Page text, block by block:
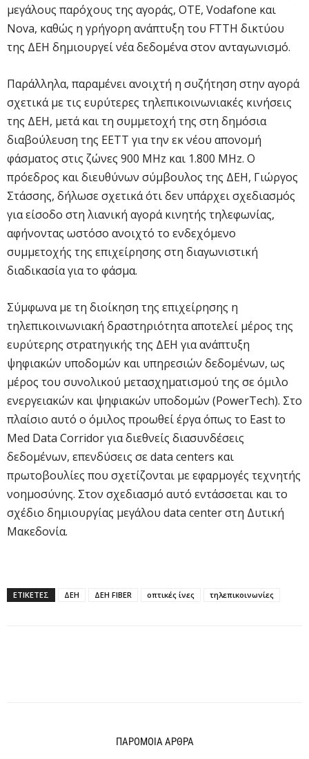
μεγάλους παρόχους της αγοράς, ΟΤΕ, Vodafone και
Nova, καθώς η γρήγορη ανάπτυξη του FTTH δικτύου
της ΔΕΗ δημιουργεί νέα δεδομένα στον ανταγωνισμό.
Παράλληλα, παραμένει ανοιχτή η συζήτηση στην αγορά
σχετικά με τις ευρύτερες τηλεπικοινωνιακές κινήσεις
της ΔΕΗ, μετά και τη συμμετοχή της στη δημόσια
διαβούλευση της ΕΕΤΤ για την εκ νέου απονομή
φάσματος στις ζώνες 900 MHz και 1.800 MHz. Ο
πρόεδρος και διευθύνων σύμβουλος της ΔΕΗ, Γιώργος
Στάσσης, δήλωσε σχετικά ότι δεν υπάρχει σχεδιασμός
για είσοδο στη λιανική αγορά κινητής τηλεφωνίας,
αφήνοντας ωστόσο ανοιχτό το ενδεχόμενο
συμμετοχής της επιχείρησης στη διαγωνιστική
διαδικασία για το φάσμα.
Σύμφωνα με τη διοίκηση της επιχείρησης η
τηλεπικοινωνιακή δραστηριότητα αποτελεί μέρος της
ευρύτερης στρατηγικής της ΔΕΗ για ανάπτυξη
ψηφιακών υποδομών και υπηρεσιών δεδομένων, ως
μέρος του συνολικού μετασχηματισμού της σε όμιλο
ενεργειακών και ψηφιακών υποδομών (PowerTech). Στο
πλαίσιο αυτό ο όμιλος προωθεί έργα όπως το East to
Med Data Corridor για διεθνείς διασυνδέσεις
δεδομένων, επενδύσεις σε data centers και
πρωτοβουλίες που σχετίζονται με εφαρμογές τεχνητής
νοημοσύνης. Στον σχεδιασμό αυτό εντάσσεται και το
σχέδιο δημιουργίας μεγάλου data center στη Δυτική
Μακεδονία.
ΕΤΙΚΕΤΕΣ ΔΕΗ ΔΕΗ FIBER οπτικές ίνες τηλεπικοινωνίες
ΠΑΡΟΜΟΙΑ ΑΡΘΡΑ